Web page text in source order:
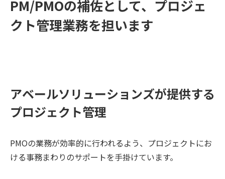
PM/PMOの補佐として、プロジェ
クト管理業務を担います
アベールソリューションズが提供する
プロジェクト管理
PMOの業務が効率的に行われるよう、プロジェクトにお
ける事務まわりのサポートを手掛けています。